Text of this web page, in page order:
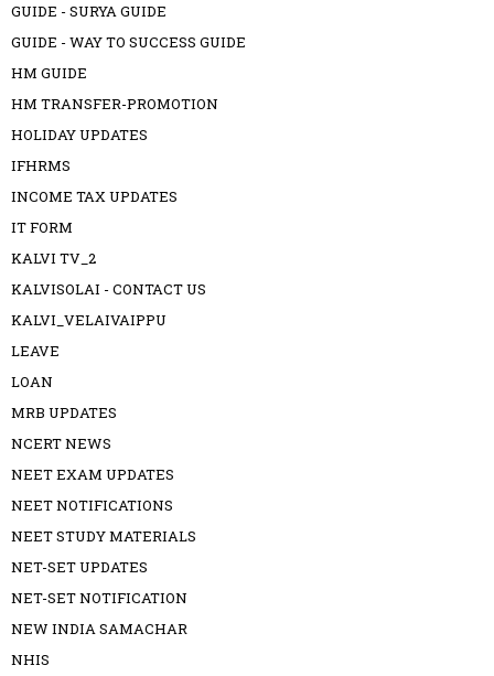
GUIDE - SURYA GUIDE
GUIDE - WAY TO SUCCESS GUIDE
HM GUIDE
HM TRANSFER-PROMOTION
HOLIDAY UPDATES
IFHRMS
INCOME TAX UPDATES
IT FORM
KALVI TV_2
KALVISOLAI - CONTACT US
KALVI_VELAIVAIPPU
LEAVE
LOAN
MRB UPDATES
NCERT NEWS
NEET EXAM UPDATES
NEET NOTIFICATIONS
NEET STUDY MATERIALS
NET-SET UPDATES
NET-SET NOTIFICATION
NEW INDIA SAMACHAR
NHIS